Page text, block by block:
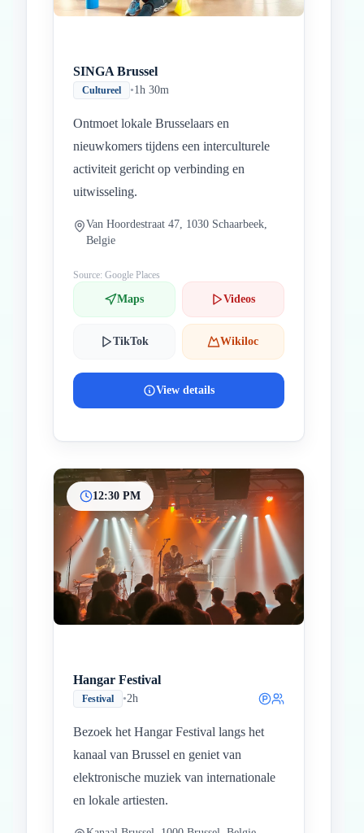
SINGA Brussel
Cultureel •1h 30m
Ontmoet lokale Brusselaars en
nieuwkomers tijdens een interculturele
activiteit gericht op verbinding en
uitwisseling.
Van Hoordestraat 47, 1030 Schaarbeek,
Belgie
Source: Google Places
Maps Videos
TikTok Wikiloc
View details
12:30 PM
Hangar Festival
Festival •2h
Bezoek het Hangar Festival langs het
kanaal van Brussel en geniet van
elektronische muziek van internationale
en lokale artiesten.